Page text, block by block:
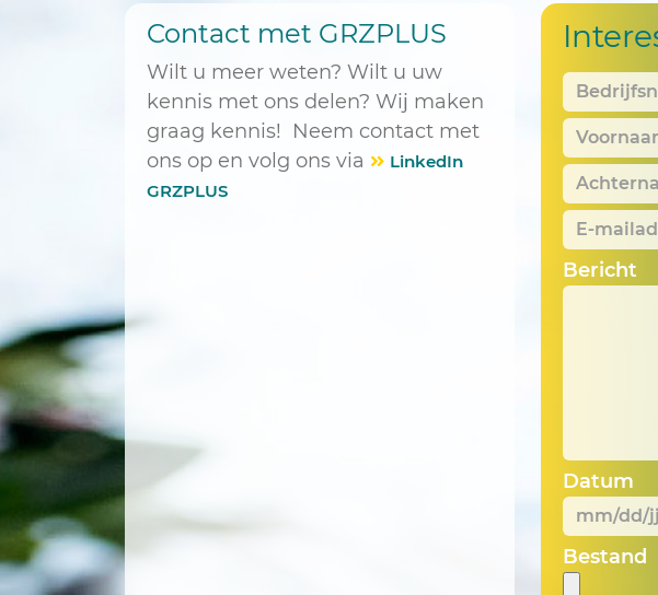
Contact met GRZPLUS
Wilt u meer weten? Wilt u uw
kennis met ons delen? Wij maken
graag kennis! Neem contact met
ons op en volg ons via
LinkedIn
GRZPLUS
E-
Bericht
Datum
MM
slash
Bestand